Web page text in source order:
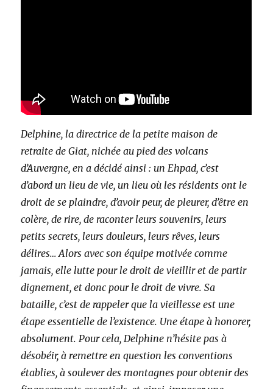
Delphine, la directrice de la petite maison de
retraite de Giat, nichée au pied des volcans
d’Auvergne, en a décidé ainsi : un Ehpad, c’est
d’abord un lieu de vie, un lieu où les résidents ont le
droit de se plaindre, d’avoir peur, de pleurer, d’être en
colère, de rire, de raconter leurs souvenirs, leurs
petits secrets, leurs douleurs, leurs rêves, leurs
délires… Alors avec son équipe motivée comme
jamais, elle lutte pour le droit de vieillir et de partir
dignement, et donc pour le droit de vivre. Sa
bataille, c’est de rappeler que la vieillesse est une
étape essentielle de l’existence. Une étape à honorer,
absolument. Pour cela, Delphine n’hésite pas à
désobéir, à remettre en question les conventions
établies, à soulever des montagnes pour obtenir des